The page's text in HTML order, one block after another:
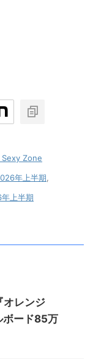
Zone
年上半期
上半期
レンジ
ボード85万